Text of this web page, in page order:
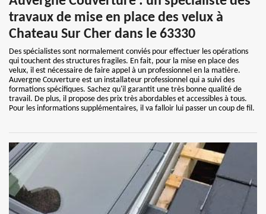
travaux de mise en place des velux à
Chateau Sur Cher dans le 63330
Des spécialistes sont normalement conviés pour effectuer les opérations
qui touchent des structures fragiles. En fait, pour la mise en place des
velux, il est nécessaire de faire appel à un professionnel en la matière.
Auvergne Couverture est un installateur professionnel qui a suivi des
formations spécifiques. Sachez qu'il garantit une très bonne qualité de
travail. De plus, il propose des prix très abordables et accessibles à tous.
Pour les informations supplémentaires, il va falloir lui passer un coup de fil.